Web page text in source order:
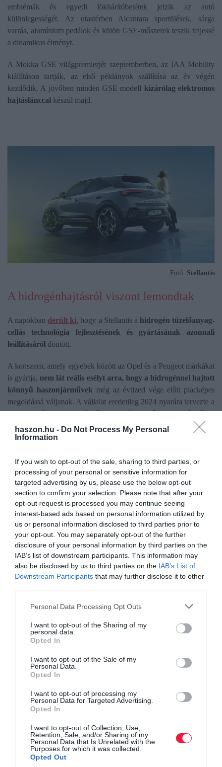
haszon.hu - Do Not Process My Personal
Information
If you wish to opt-out of the sale, sharing to third parties, or
processing of your personal or sensitive information for
targeted advertising by us, please use the below opt-out
section to confirm your selection. Please note that after your
opt-out request is processed you may continue seeing
interest-based ads based on personal information utilized by
us or personal information disclosed to third parties prior to
your opt-out. You may separately opt-out of the further
disclosure of your personal information by third parties on the
IAB’s list of downstream participants. This information may
also be disclosed by us to third parties on the IAB’s List of
Downstream Participants that may further disclose it to other
Please note that this website/app uses one or more Google
not limited to your visit or usage behaviour. You may click to
grant or deny consent to Google and its third-party tags to
use your data for below specified purposes in below Google
consent section.
Personal Data Processing Opt Outs
I want to opt-out of the Sharing of my
personal data.
Opted In
I want to opt-out of the Sale of my
Personal Data.
Opted In
I want to opt-out of processing my
Personal Data for Targeted Advertising.
Opted In
I want to opt-out of Collection, Use,
Retention, Sale, and/or Sharing of my
Personal Data that Is Unrelated with the
Purposes for which it was collected.
Opted Out
emblémák és egyedi lökhárítóbetétek jelzik az autó
különlegességét. Az utastérben Alcantara sportülések, sárga
varrás, alumínium pedálok és külön GSE-műszerek teszik teljessé
a dinamikus élményt.
A Mokka GSE világpremierjét szeptemberben, az IAA Mobility
kiállításon tartják, az első példányok szállítása az év végén
kezdődik. A jövőben minden GSE modell kizárólag elektromos
hajtáslánccal készül majd.
Fotó: Stellantis
A hidrogénhajtásról viszont lemondtak
A napokban derült ki, hogy a Stellantis a hidrogén tüzelőanyag-
cellás technológia fejlesztésének és gyártásának azonnali
leállításáról döntött.
A konszern, amely egyebek között az Opel és a Peugeot márkákat
is gyártja, nem lát reális esélyt arra, hogy a hidrogénnel hajtott
könnyű haszonjárművekmég az évtized vége előtt piacképes
megoldássá váljanak. A vállalat eredetileg 2024 nyarára tervezte a
közepes és nagy méretű hidrogénüzemű haszonjárművek
sorozatgyártásának megkezdését két európai telephelyén, a
franciaországi Hordain-ban és a lengyelországi Gliwicében. A
leállítja.
A döntés mögött több tényező is áll: a hidrogéntöltő infrastruktúra
korlátozott elérhetősége, a technológia magas beruházási
költségei, valamint az alacsony kereslet intenzív állami és
befektetői támogatás nélkül nem teszi gazdaságossá az
üzemanyagcellás járművek gyártását. Jean-Philippe Imparato, a
Stellantis európai ügyvezetője szerint a terület egyelőre rétegpiac
marad, és úgy tűnik, középtávon sem válhat megtérülővé.
Hangsúlyozta: a cégnek felelős stratégiai döntéseket kell hoznia
annak érdekében, hogy versenyképes maradjon.
villanyautó